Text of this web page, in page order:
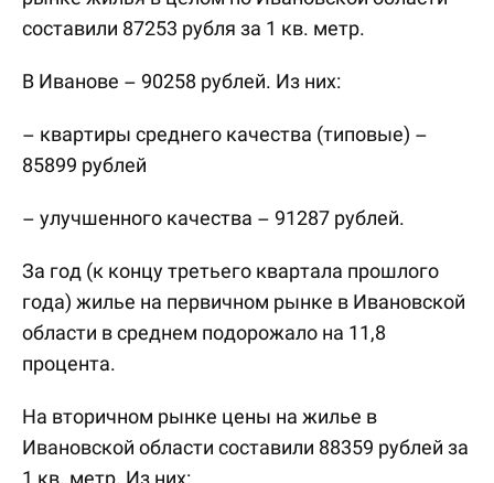
составили 87253 рубля за 1 кв. метр.
В Иванове – 90258 рублей. Из них:
– квартиры среднего качества (типовые) –
85899 рублей
– улучшенного качества – 91287 рублей.
За год (к концу третьего квартала прошлого
года) жилье на первичном рынке в Ивановской
области в среднем подорожало на 11,8
процента.
На вторичном рынке цены на жилье в
Ивановской области составили 88359 рублей за
1 кв. метр. Из них: